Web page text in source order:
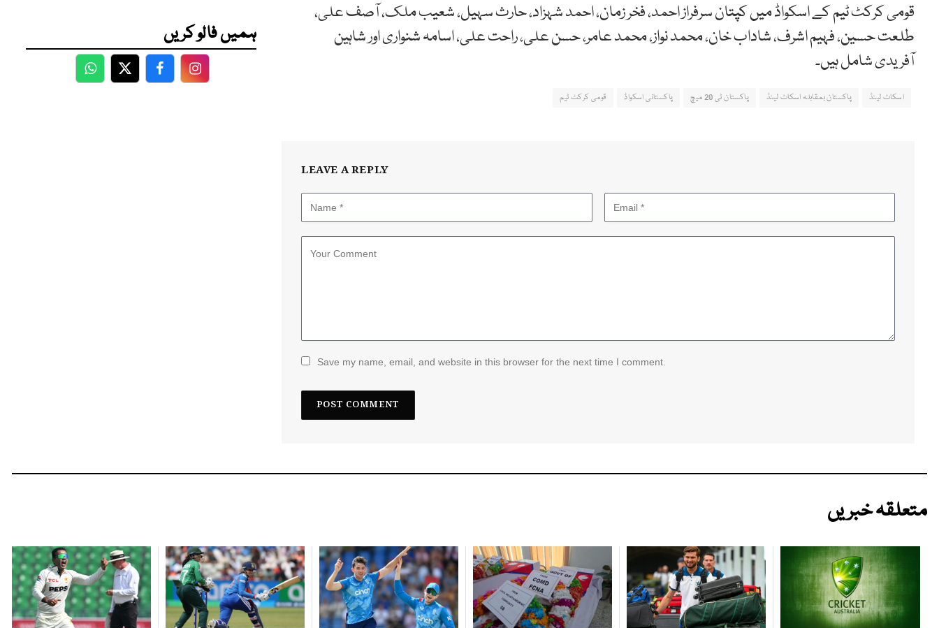
قومی کرکٹ ٹیم کے اسکواڈ میں کپتان سرفراز احمد، فخر زمان، احمد شہزاد، حارث سہیل، شعیب ملک، آصف علی،
طلعت حسین، فہیم اشرف، شاداب خان، محمد نواز، محمد عامر، حسن علی، راحت علی، اسامہ شنواری اور شاہین
آفریدی شامل ہیں۔
اسکاٹ لینڈ پاکستان بمقابلہ اسکاٹ لینڈ پاکستان ٹی 20 میچ پاکستانی اسکواڈ قومی کرکٹ ٹیم
LEAVE A REPLY
Save my name, email, and website in this browser for the next time I comment.
ہمیں فالو کریں
WhatsApp
TwitterFacebookFacebook
متعلقہ خبریں